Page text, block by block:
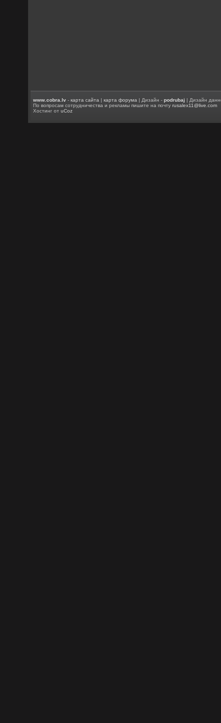
www.cobra.lv -карта сайта |карта форума | Дизайн -podrubaj | Дизайн
По вопросам сотрудничества и рекламы пишите на почтуrusalex11@live.com
Хостинг отuCoz